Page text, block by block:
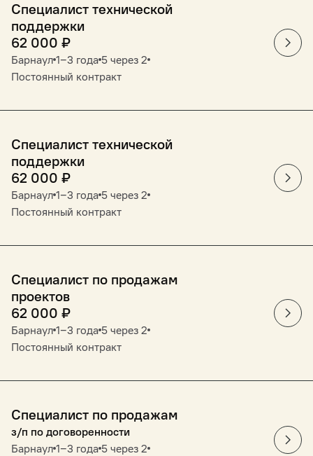
Специалист технической
поддержки
62 000 ₽
Барнаул 1‒3 года 5 через 2
Постоянный контракт
Специалист технической
поддержки
62 000 ₽
Барнаул 1‒3 года 5 через 2
Постоянный контракт
Специалист по продажам
проектов
62 000 ₽
Барнаул 1‒3 года 5 через 2
Постоянный контракт
Специалист по продажам
з/п по договоренности
Барнаул 1‒3 года 5 через 2